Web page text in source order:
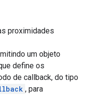
proximidades
um objeto
define os
de callback, do tipo
, para